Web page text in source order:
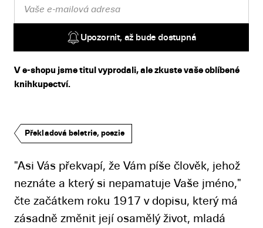
Překladová beletrie, poezie
"Asi Vás překvapí, že Vám píše člověk, jehož
neznáte a který si nepamatuje Vaše jméno,"
čte začátkem roku 1917 v dopisu, který má
zásadně změnit její osamělý život, mladá
Upozornit, až bude dostupná
V e-shopu jsme titul vyprodali, ale zkuste vaše oblíbené
knihkupectví.